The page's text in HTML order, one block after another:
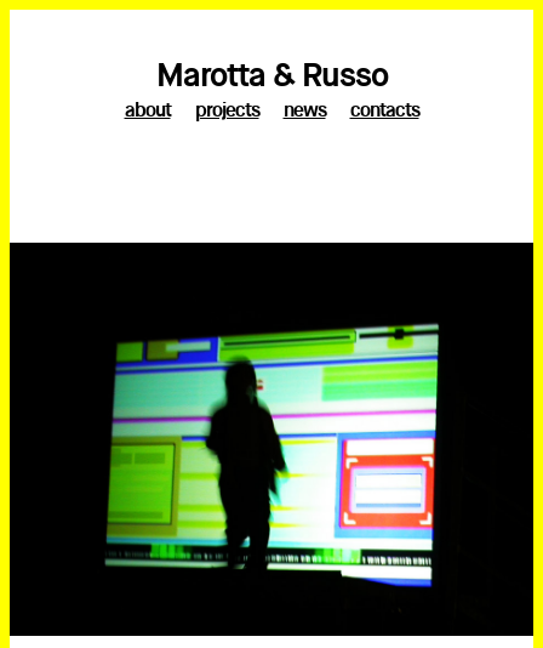
Marotta & Russo
about projects news contacts